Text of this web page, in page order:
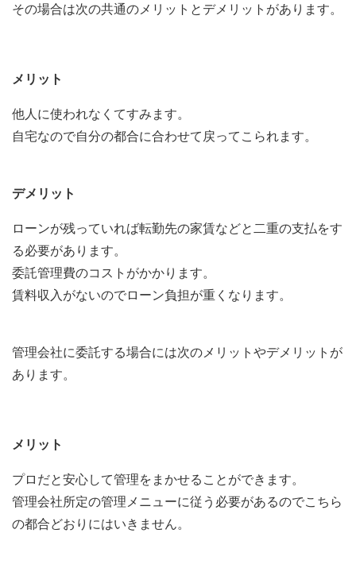
その場合は次の共通のメリットとデメリットがあります。
メリット
他人に使われなくてすみます。
自宅なので自分の都合に合わせて戻ってこられます。
デメリット
ローンが残っていれば転勤先の家賃などと二重の支払をす
る必要があります。
委託管理費のコストがかかります。
賃料収入がないのでローン負担が重くなります。
管理会社に委託する場合には次のメリットやデメリットが
あります。
メリット
プロだと安心して管理をまかせることができます。
管理会社所定の管理メニューに従う必要があるのでこちら
の都合どおりにはいきません。